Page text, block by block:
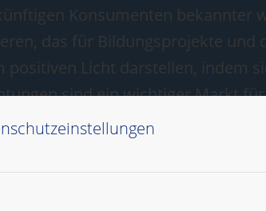
Konsumenten bekannter
das für Bildungsprojekte
Licht darstellen, indem
sind ein wichtiger Markt
potenzielle Mitarbeiter zu